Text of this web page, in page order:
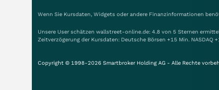
Wenn Sie Kursdaten, Widgets oder andere Finanzinformationen
Unsere User schätzen wallstreet-online.de: 4.8 von 5 Sternen
Zeitverzögerung der Kursdaten: Deutsche Börsen +15 Min. NASDAQ
Copyright © 1998-2026 Smartbroker Holding AG - Alle Rechte